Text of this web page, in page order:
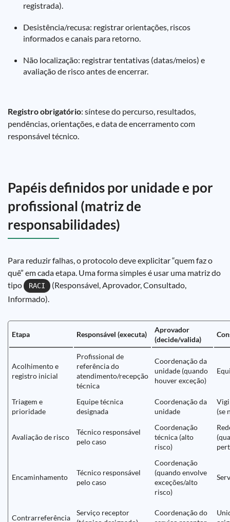
registrada).
Desistência/recusa: registrar orientações, riscos
informados e canais para retorno.
Não localização: registrar tentativas (datas/meios) e
avaliação de risco antes de encerrar.
Registro obrigatório: síntese do percurso, resultados,
pendências, orientações, e data de encerramento com
responsável técnico.
Papéis definidos por unidade e por
profissional (matriz de
responsabilidades)
Para reduzir falhas, o protocolo deve explicitar “quem faz o
quê” em cada etapa. Uma forma simples é usar uma matriz do
tipo
RACI
(Responsável, Aprovador, Consultado,
Informado).
Etapa Responsável (executa)
Aprovador
(decide/valida)
Acolhimento e
registro inicial
Profissional de
referência do
atendimento/recepção
técnica
Coordenação da
unidade (quando
houver exceção)
Triagem e
prioridade
Equipe técnica
designada
Coordenação da
unidade
(se
Avaliação de risco
Técnico responsável
pelo caso
Coordenação
técnica (alto
risco)
Encaminhamento
Técnico responsável
pelo caso
Coordenação
(quando envolve
exceções/alto
risco)
Contrarreferência
Serviço receptor
Coordenação do